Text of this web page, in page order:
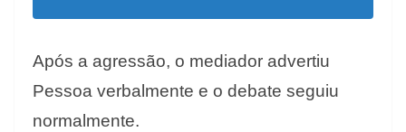
Após a agressão, o mediador advertiu
Pessoa verbalmente e o debate seguiu
normalmente.